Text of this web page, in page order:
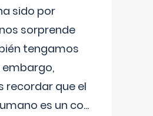
sido por
sorprende
tengamos
embargo,
recordar que el
es un co...